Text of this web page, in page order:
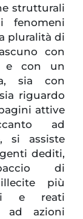
strutturali
fenomeni
pluralità di
con
e con un
sia con
riguardo
attive
ad
si assiste
dediti,
di
più
e reati
ad azioni